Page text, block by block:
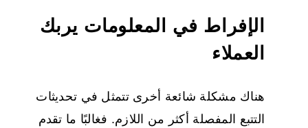
الإفراط في المعلومات يربك
العملاء
هناك مشكلة شائعة أخرى تتمثل في تحديثات
التتبع المفصلة أكثر من اللازم. فغالبًا ما تقدم